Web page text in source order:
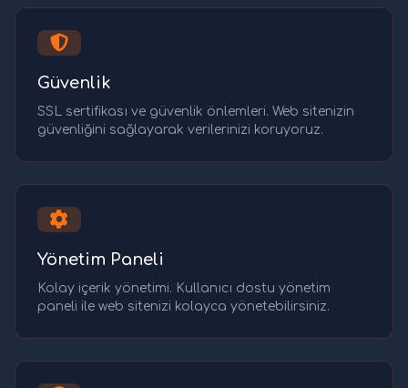
Güvenlik
SSL sertifikası ve güvenlik önlemleri. Web sitenizin
güvenliğini sağlayarak verilerinizi koruyoruz.
Yönetim Paneli
Kolay içerik yönetimi. Kullanıcı dostu yönetim
paneli ile web sitenizi kolayca yönetebilirsiniz.